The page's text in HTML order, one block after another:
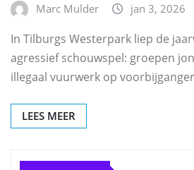
Marc Mulder jan 3, 2026
In Tilburgs Westerpark liep de
agressief schouwspel: groepen
illegaal vuurwerk op
LEES MEER